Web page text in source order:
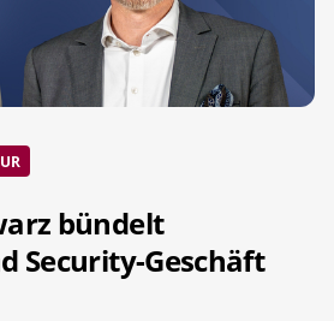
bündelt
Security-Geschäft